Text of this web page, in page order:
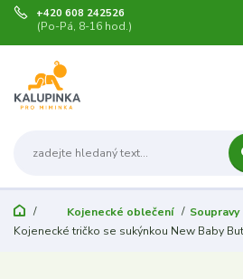
+420 608 242526
(Po-Pá, 8-16 hod.)
Kojenecké oblečení Soupravy
Kojenecké tričko se sukýnkou New Baby